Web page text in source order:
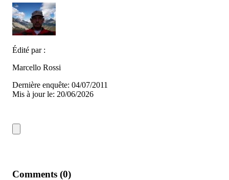
Édité par :
Marcello Rossi
Dernière enquête: 04/07/2011
Mis à jour le: 20/06/2026
Comments (0)